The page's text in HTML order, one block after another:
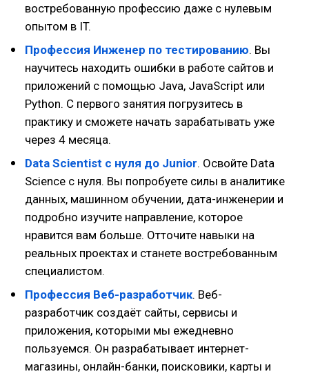
востребованную профессию даже с нулевым
опытом в IT.
Профессия Инженер по тестированию. Вы
научитесь находить ошибки в работе сайтов и
приложений с помощью Java, JavaScript или
Python. С первого занятия погрузитесь в
практику и сможете начать зарабатывать уже
через 4 месяца.
Data Scientist с нуля до Junior. Освойте Data
Science с нуля. Вы попробуете силы в аналитике
данных, машинном обучении, дата-инженерии и
подробно изучите направление, которое
нравится вам больше. Отточите навыки на
реальных проектах и станете востребованным
специалистом.
Профессия Веб-разработчик. Веб-
разработчик создаёт сайты, сервисы и
приложения, которыми мы ежедневно
пользуемся. Он разрабатывает интернет-
магазины, онлайн-банки, поисковики, карты и